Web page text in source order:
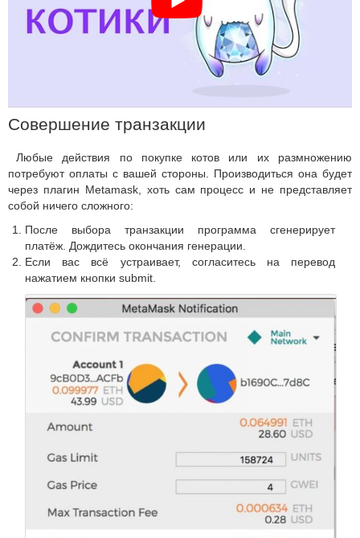
Совершение транзакции
Любые действия по покупке котов или их размножению
потребуют оплаты с вашей стороны. Производиться она будет
через плагин Metamask, хоть сам процесс и не представляет
собой ничего сложного:
После выбора транзакции программа сгенерирует
платёж. Дождитесь окончания генерации.
Если вас всё устраивает, согласитесь на перевод
нажатием кнопки submit.